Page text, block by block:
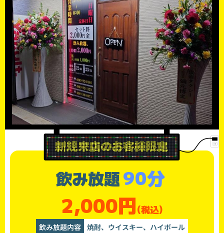
飲み放題90分
2,000円(税込)
飲み放題内容 焼酎、ウイスキー、ハイボール